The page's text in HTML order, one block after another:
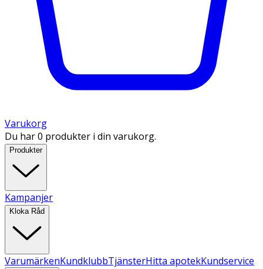
Varukorg
Du har 0 produkter i din varukorg.
Produkter
Kampanjer
Kloka Råd
VarumärkenKundklubbTjänsterHitta apotekKundservice